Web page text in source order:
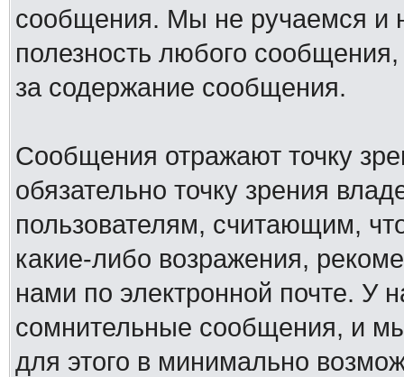
сообщения. Мы не ручаемся и
полезность любого
за содержание сообщения.
Сообщения отражают точку
обязательно точку зрения
пользователям, считающим,
какие-либо возражения,
нами по электронной почте. У
сомнительные сообщения, и
для этого в минимально